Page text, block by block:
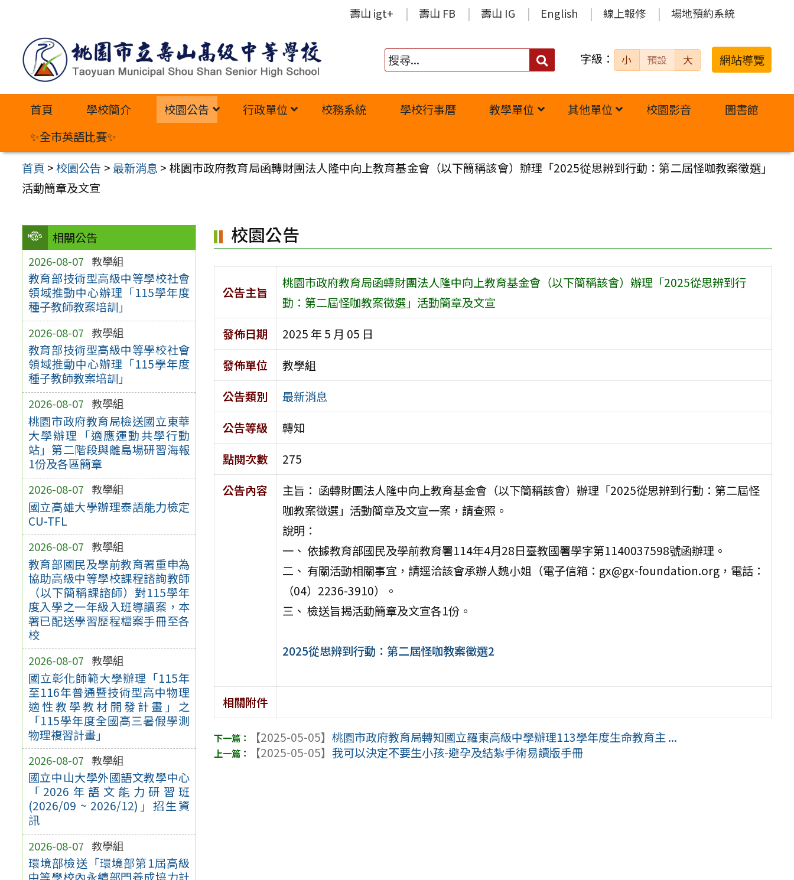
內
壽山 igt+ 壽山 FB 壽山 IG English 線上報修 場地預約系統
搜
字級： 小 預設 大 網站導覽
首頁 學校簡介 校園公告 行政單位 校務系統 學校行事曆 教學單位 其他單位 校園影音
圖書館
✨全市英語比賽✨
首頁 >校園公告 >最新消息 > 桃園市政府教育局函轉財團法人隆中向上教育基金會（以下簡稱該會）辦理「2025從思辨到行動：第二屆怪咖教案徵選」
活動簡章及文宣
相關公告
2026-08-07 教學組
教育部技術型高級中等學校社會
領域推動中心辦理「115學年度
種子教師教案培訓」
2026-08-07 教學組
教育部技術型高級中等學校社會
領域推動中心辦理「115學年度
種子教師教案培訓」
2026-08-07 教學組
桃園市政府教育局檢送國立東華
大學辦理「適應運動共學行動
站」第二階段與離島場研習海報
1份及各區簡章
2026-08-07 教學組
國立高雄大學辦理泰語能力檢定
CU-TFL
2026-08-07 教學組
教育部國民及學前教育署重申為
協助高級中等學校課程諮詢教師
（以下簡稱課諮師）對115學年
度入學之一年級入班導讀案，本
署已配送學習歷程檔案手冊至各
校
2026-08-07 教學組
國立彰化師範大學辦理「115年
至116年普通暨技術型高中物理
適性教學教材開發計畫」之
「115學年度全國高三暑假學測
物理複習計畫」
2026-08-07 教學組
國立中山大學外國語文教學中心
「2026年語文能力研習班
(2026/09 ~ 2026/12)」招生資
訊
2026-08-07 教學組
環境部檢送「環境部第1屆高級
校園公告
公告主旨
桃園市政府教育局函轉財團法人隆中向上教育基金會（以下簡稱該會）辦理「2025從思辨到行
動：第二屆怪咖教案徵選」活動簡章及文宣
發佈日期
2025 年 5 月 05 日
發佈單位
教學組
公告類別
最新消息
公告等級
轉知
點閱次數
275
公告內容
主旨： 函轉財團法人隆中向上教育基金會（以下簡稱該會）辦理「2025從思辨到行動：第二屆怪
咖教案徵選」活動簡章及文宣一案，請查照。
說明：
一、 依據教育部國民及學前教育署114年4月28日臺教國署學字第1140037598號函辦理。
二、 有關活動相關事宜，請逕洽該會承辦人魏小姐（電子信箱：gx@gx-foundation.org，電話：
（04）2236-3910）。
三、 檢送旨揭活動簡章及文宣各1份。
2025從思辨到行動：第二屆怪咖教案徵選2
相關附件
【2025-05-05】桃園市政府教育局轉知國立羅東高級中學辦理113學年度生命教育主 ...
【2025-05-05】我可以決定不要生小孩-避孕及結紮手術易讀版手冊